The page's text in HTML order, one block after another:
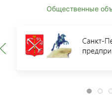
Общественные